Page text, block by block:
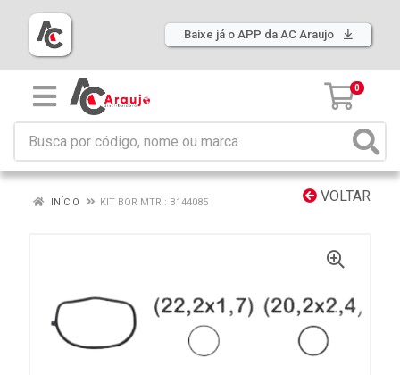
Baixe já o APP da AC Araujo
0
VOLTAR
INÍCIO KIT BOR MTR : B144085